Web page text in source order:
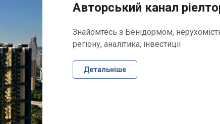
Авторський канал
Знайомтесь з Бенідормом,
регіону, аналітика, інвестиції
Детальніше